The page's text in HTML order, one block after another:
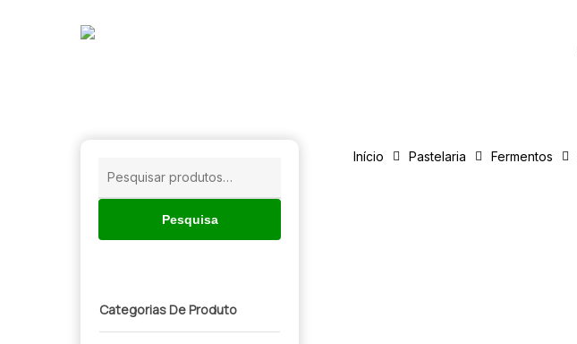
Pesquisa
Categorias De Produto
Início Pastelaria Fermentos